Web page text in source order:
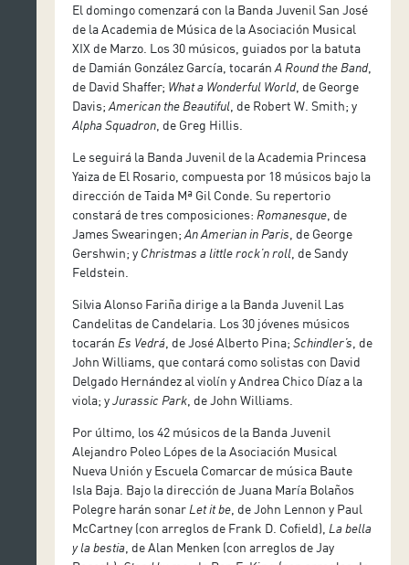
El domingo comenzará con la Banda Juvenil San José
de la Academia de Música de la Asociación Musical
XIX de Marzo. Los 30 músicos, guiados por la batuta
de Damián González García, tocarán A Round the Band,
de David Shaffer; What a Wonderful World, de George
Davis; American the Beautiful, de Robert W. Smith; y
Alpha Squadron, de Greg Hillis.
Le seguirá la Banda Juvenil de la Academia Princesa
Yaiza de El Rosario, compuesta por 18 músicos bajo la
dirección de Taida Mª Gil Conde. Su repertorio
constará de tres composiciones: Romanesque, de
James Swearingen; An Amerian in Paris , de George
Gershwin; y Christmas a little rock’n roll, de Sandy
Feldstein.
Silvia Alonso Fariña dirige a la Banda Juvenil Las
Candelitas de Candelaria. Los 30 jóvenes músicos
tocarán Es Vedrá, de José Alberto Pina; Schindler’s , de
John Williams, que contará como solistas con David
Delgado Hernández al violín y Andrea Chico Díaz a la
viola; yJurassic Park, de John Williams.
Por último, los 42 músicos de la Banda Juvenil
Alejandro Poleo Lópes de la Asociación Musical
Nueva Unión y Escuela Comarcar de música Baute
Isla Baja. Bajo la dirección de Juana María Bolaños
Polegre harán sonar Let it be, de John Lennon y Paul
McCartney (con arreglos de Frank D. Cofield), La bella
y la bestia, de Alan Menken (con arreglos de Jay